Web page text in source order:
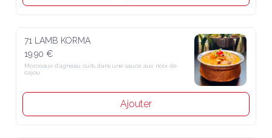
71 LAMB KORMA
19.90 €
Morceaux d’agneau cuits dans une sauce aux noix de
cajou
Ajouter